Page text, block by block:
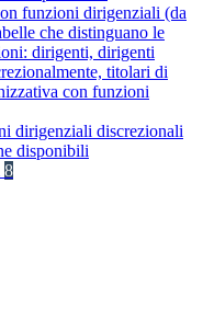
funzioni dirigenziali (da
che distinguano le
dirigenti, dirigenti
titolari di
con funzioni
dirigenziali discrezionali
disponibili
8